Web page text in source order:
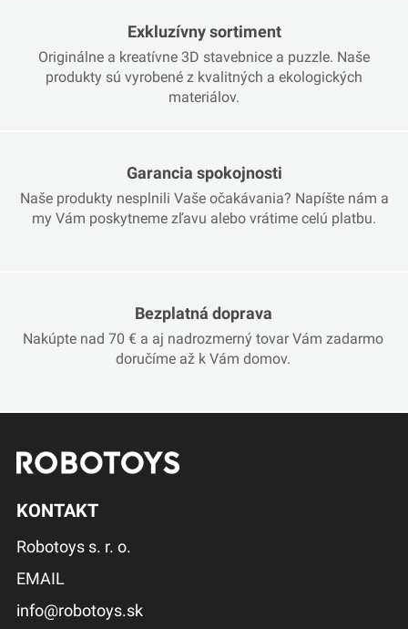
Exkluzívny sortiment
Originálne a kreatívne 3D stavebnice a puzzle. Naše
produkty sú vyrobené z kvalitných a ekologických
materiálov.
Garancia spokojnosti
Naše produkty nesplnili Vaše očakávania? Napíšte nám a
my Vám poskytneme zľavu alebo vrátime celú platbu.
Bezplatná doprava
Nakúpte nad 70 € a aj nadrozmerný tovar Vám zadarmo
doručíme až k Vám domov.
KONTAKT
Robotoys s. r. o.
EMAIL
info@robotoys.sk